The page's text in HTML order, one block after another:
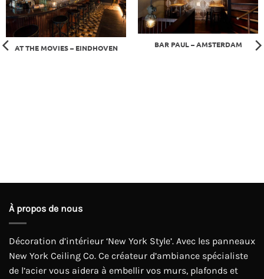
AT THE MOVIES – EINDHOVEN BAR PAUL – AMSTERDAM
À propos de nous
Décoration d’intérieur ‘New York Style’. Avec les panneaux
New York Ceiling Co. Ce créateur d’ambiance spécialiste
de l’acier vous aidera à embellir vos murs, plafonds et